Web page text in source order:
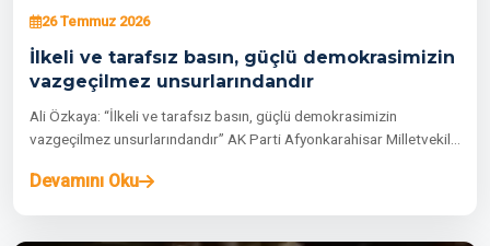
26 Temmuz 2026
İlkeli ve tarafsız basın, güçlü demokrasimizin
vazgeçilmez unsurlarındandır
Ali Özkaya: “İlkeli ve tarafsız basın, güçlü demokrasimizin
vazgeçilmez unsurlarındandır” AK Parti Afyonkarahisar Milletvekili
Devamını Oku